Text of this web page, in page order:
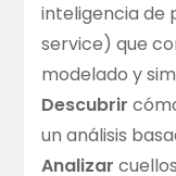
inteligencia de
service) que
modelado y
Descubrir
un análisis
Analizar